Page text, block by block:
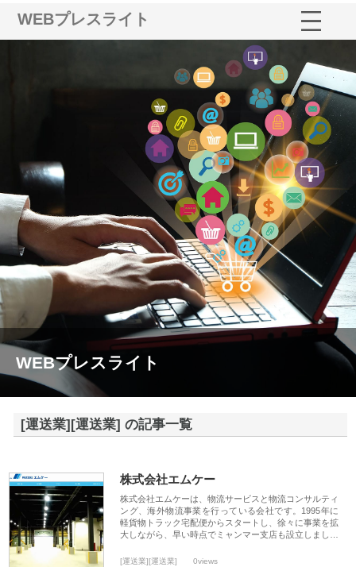
WEBプレスライト
WEBプレスライト
[運送業][運送業] の記事一覧
株式会社エムケー
株式会社エムケーは、物流サービスと物流コンサルティ
ング、海外物流事業を行っている会社です。1995年に
軽貨物トラック宅配便からスタートし、徐々に事業を拡
大しながら、早い時点でミャンマー支店も設立しまし…
[運送業][運送業] 0views